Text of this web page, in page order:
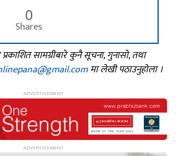
0
Shares
सामग्रीबारे कुनै सूचना, गुनासो, तथा
मा लेखी पठाउनुहोला ।